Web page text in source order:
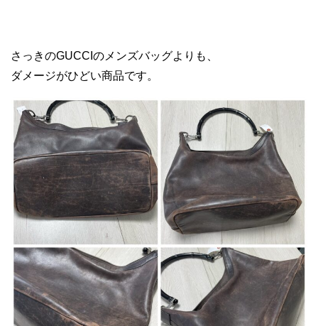
さっきのGUCCIのメンズバッグよりも、
ダメージがひどい商品です。